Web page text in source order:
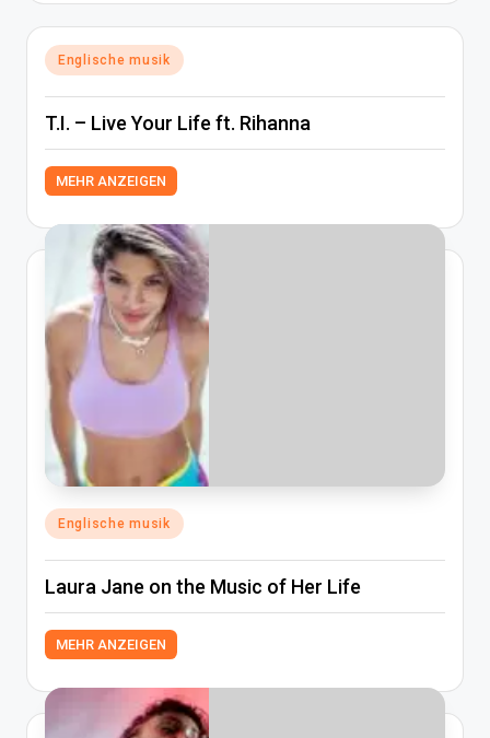
Posted
in
Englische musik
T.I. – Live Your Life ft. Rihanna
MEHR ANZEIGEN
Posted
in
Englische musik
Laura Jane on the Music of Her Life
MEHR ANZEIGEN